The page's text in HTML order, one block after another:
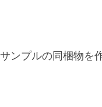
ンプルの同梱物を